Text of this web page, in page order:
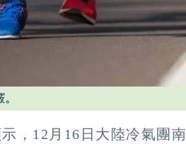
，12月16日大陸冷氣團南